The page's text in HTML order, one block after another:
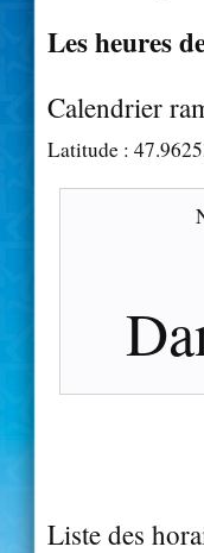
Les heures
Calendrier
Latitude :
Liste des